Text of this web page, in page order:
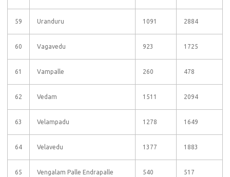
59 Uranduru 1091 2884
60 Vagavedu 923 1725
61 Vampalle 260 478
62 Vedam 1511 2094
63 Velampadu 1278 1649
64 Velavedu 1377 1883
65 Vengalam Palle Endrapalle 540 517